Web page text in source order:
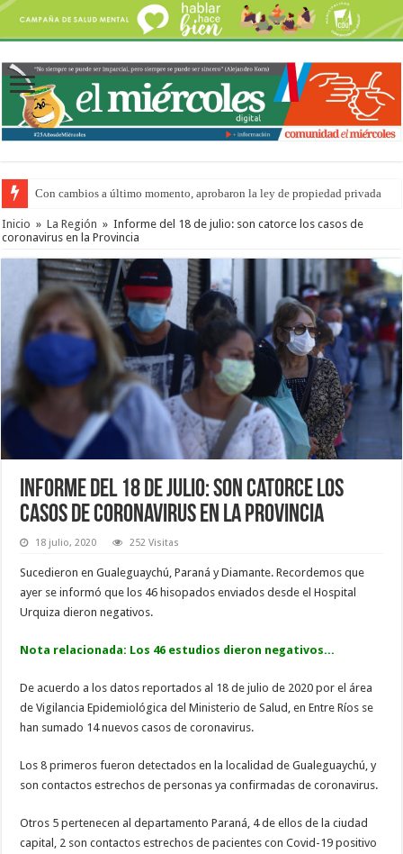
Con cambios a último momento, aprobaron la ley de propiedad privada
Inicio » La Región » Informe del 18 de julio: son catorce los casos de
coronavirus en la Provincia
Informe del 18 de julio: son catorce los
casos de coronavirus en la Provincia
18 julio, 2020 252 Visitas
Sucedieron en Gualeguaychú, Paraná y Diamante. Recordemos que
ayer se informó que los 46 hisopados enviados desde el Hospital
Urquiza dieron negativos.
Nota relacionada: Los 46 estudios dieron negativos...
De acuerdo a los datos reportados al 18 de julio de 2020 por el área
de Vigilancia Epidemiológica del Ministerio de Salud, en Entre Ríos se
han sumado 14 nuevos casos de coronavirus.
Los 8 primeros fueron detectados en la localidad de Gualeguaychú, y
son contactos estrechos de personas ya confirmadas de coronavirus.
Otros 5 pertenecen al departamento Paraná, 4 de ellos de la ciudad
capital, 2 son contactos estrechos de pacientes con Covid-19 positivo